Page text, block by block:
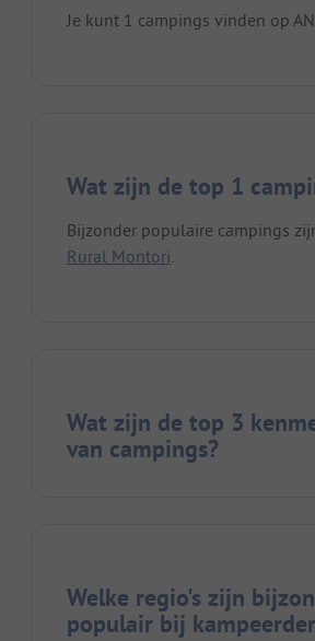
Je kunt 1 campings vinden op
Wat zijn de top 1
Bijzonder populaire campings
Rural Montori.
Wat zijn de top 3
van campings?
Welke regio's zijn
populair bij